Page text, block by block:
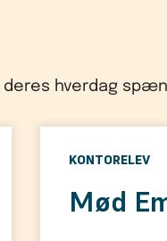
hverdag
KONTORELEV
Mød